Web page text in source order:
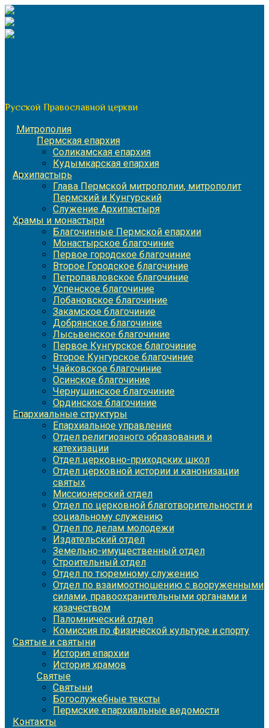
Перейти
к
содержимому
Русской Православной церкви
Митрополия
Пермская епархия
Соликамская епархия
Кудымкарская епархия
Архипастырь
Глава Пермской митрополии, митрополит
Пермский и Кунгурский
Служение Архипастыря
Храмы и монастыри
Благочинные Пермской епархии
Монастырское благочиние
Первое городское благочиние
Второе Городское благочиние
Петропавловское благочиние
Успенское благочиние
Лобановское благочиние
Закамское благочиние
Добрянское благочиние
Лысьвенское благочиние
Первое Кунгурское благочиние
Второе Кунгурское благочиние
Чайковское благочиние
Осинское благочиние
Чернушинское благочиние
Ординское благочиние
Епархиальные структуры
Епархиальное управление
Отдел религиозного образования и
катехизации
Отдел церковно-приходских школ
Отдел церковной истории и канонизации
святых
Миссионерский отдел
Отдел по церковной благотворительности и
социальному служению
Отдел по делам молодежи
Издательский отдел
Земельно-имущественный отдел
Строительный отдел
Отдел по тюремному служению
Отдел по взаимоотношению с вооруженными
силами, правоохранительными органами и
казачеством
Паломнический отдел
Комиссия по физической культуре и спорту
Святые и святыни
История епархии
История храмов
Святые
Святыни
Богослужебные тексты
Пермские епархиальные ведомости
Контакты